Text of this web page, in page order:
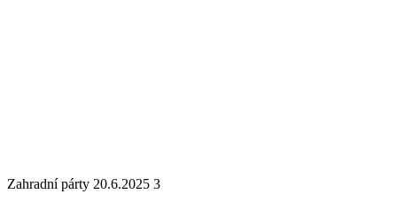
Zahradní párty 20.6.2025 3